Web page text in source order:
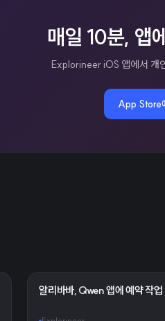
매일 10분, 앱
Explorineer iOS 앱에서 개
App Store
알리바바, Qwen 앱에 예약 작업